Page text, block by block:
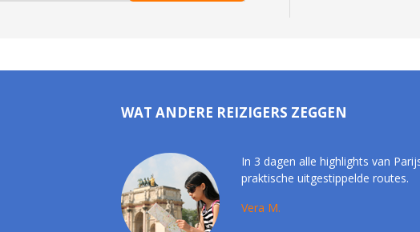
WAT ANDERE REIZIGERS ZEGGEN
In 3 dagen alle highlights van
praktische uitgestippelde routes.
Vera M.